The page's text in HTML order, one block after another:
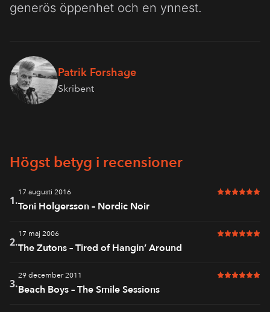
generös öppenhet och en ynnest.
Patrik Forshage
Skribent
Högst betyg i recensioner
1.
17 augusti 2016 6 av 6 i
Toni Holgersson – Nordic Noir
2.
17 maj 2006 6 av 6 i
The Zutons – Tired of Hangin’ Around
3.
29 december 2011 6 av 6 i
Beach Boys – The Smile Sessions